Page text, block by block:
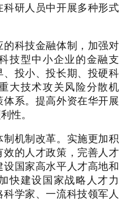
科研人员中开展多种形式
科技金融体制，加强对
技型中小企业的金融支
投小、投长期、投硬科
大技术攻关风险分散机
系。提高外资在华开展
性。
制机制改革。实施更加积
的人才政策，完善人才
国家高水平人才高地和
快建设国家战略人才力
学家、一流科技领军人